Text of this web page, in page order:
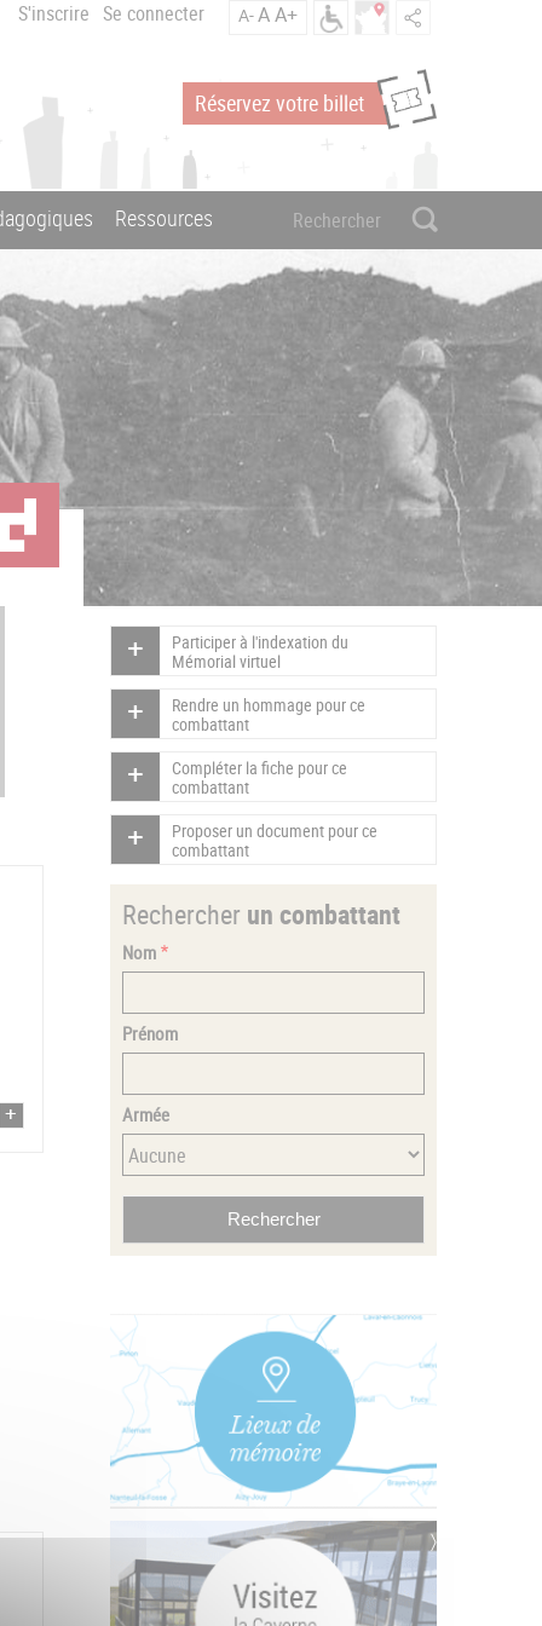
S'inscrire Se connecter A-AA+
Réservez votre billet
Ressources
Participer à l'indexation du
Mémorial virtuel
Rendre un hommage pour ce
combattant
Compléter la fiche pour ce
combattant
Proposer un document pour ce
combattant
Rechercher un combattant
Nom
Prénom
Armée